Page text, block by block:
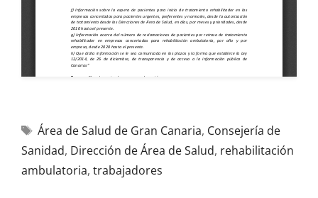
Área de Salud de Gran Canaria, Consejería de
Sanidad, Dirección de Área de Salud, rehabilitación
ambulatoria, trabajadores